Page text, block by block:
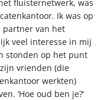
fluisternetwerk, was
Ik was op
partner van het
veel interesse in mij
stonden op het punt
vrienden (die
werkten)
‘Hoe oud ben je?’